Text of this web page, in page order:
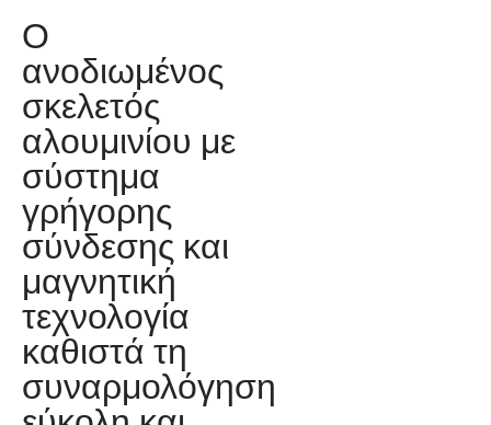
Ο
ανοδιωμένος
σκελετός
αλουμινίου με
σύστημα
γρήγορης
σύνδεσης και
μαγνητική
τεχνολογία
καθιστά τη
συναρμολόγηση